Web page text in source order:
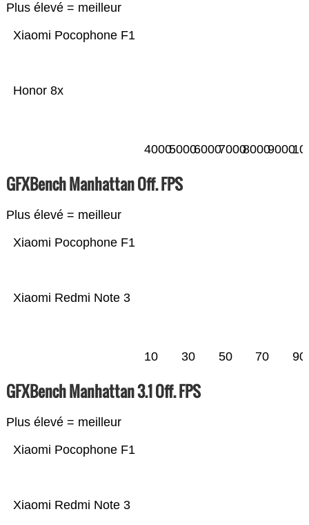
Plus élevé = meilleur
Honor 8x
Xiaomi Pocophone F1
400050006000700080009000
GFXBench Manhattan Off. FPS
Plus élevé = meilleur
Xiaomi Redmi Note 3
Xiaomi Pocophone F1
10 30 50 70 90
GFXBench Manhattan 3.1 Off. FPS
Plus élevé = meilleur
Xiaomi Redmi Note 3
Xiaomi Pocophone F1